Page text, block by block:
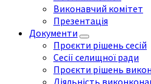
Виконавчий комітет
Презентація
Документи
Проєкти рішень сесій
Сесії селищної ради
Проєкти рішень
Діяльність